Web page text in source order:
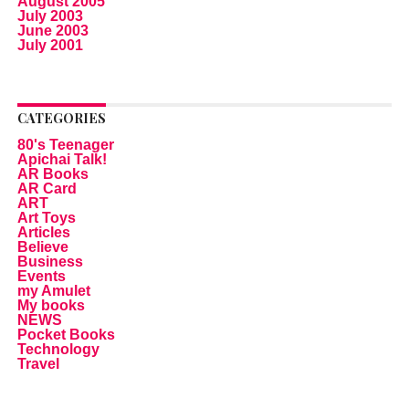
July 2003
June 2003
July 2001
CATEGORIES
80's Teenager
Apichai Talk!
AR Books
AR Card
ART
Art Toys
Articles
Believe
Business
Events
my Amulet
My books
NEWS
Pocket Books
Technology
Travel